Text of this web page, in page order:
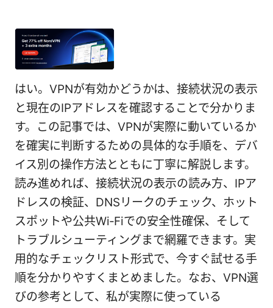
はい。VPNが有効かどうかは、接続状況の表示
と現在のIPアドレスを確認することで分かりま
す。この記事では、VPNが実際に動いているか
を確実に判断するための具体的な手順を、デバ
イス別の操作方法とともに丁寧に解説します。
読み進めれば、接続状況の表示の読み方、IPア
ドレスの検証、DNSリークのチェック、ホット
スポットや公共Wi‑Fiでの安全性確保、そして
トラブルシューティングまで網羅できます。実
用的なチェックリスト形式で、今すぐ試せる手
順を分かりやすくまとめました。なお、VPN選
びの参考として、私が実際に使っている